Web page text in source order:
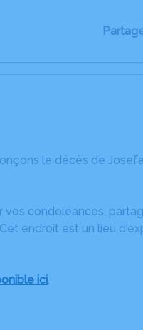
le décès de
vos condoléances,
endroit est un lieu
ici.